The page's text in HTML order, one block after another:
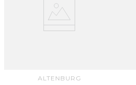
ALTENBURG